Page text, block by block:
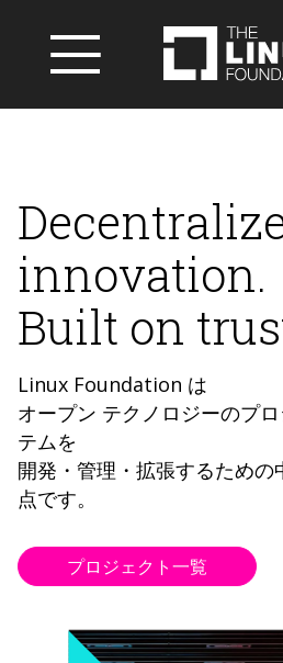
innovation.
Built on
Linux Foundation は
オープン テクノロジーのプ
テムを
開発・管理・拡張するため
点です。
プロジェクト一覧